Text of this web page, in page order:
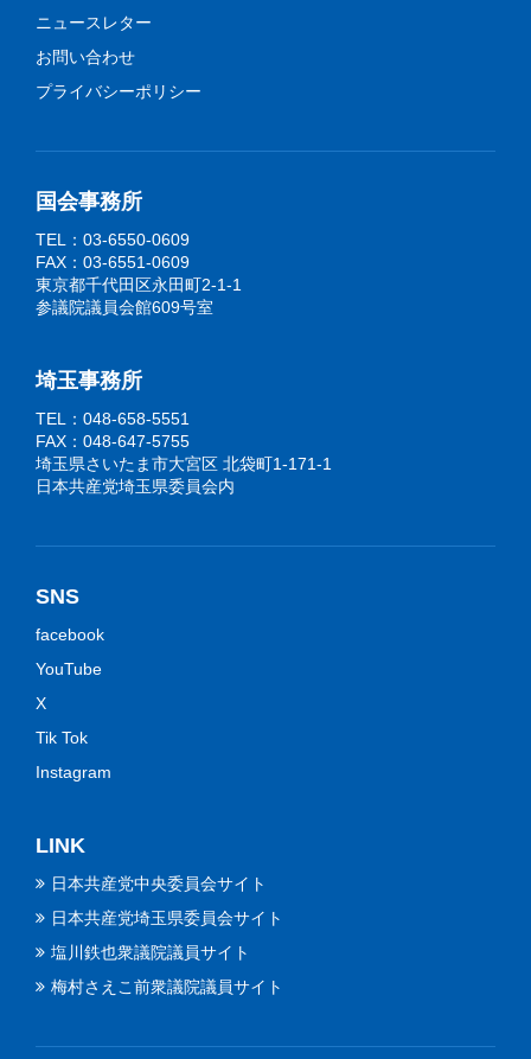
ニュースレター
お問い合わせ
プライバシーポリシー
国会事務所
TEL：03-6550-0609
FAX：03-6551-0609
東京都千代田区永田町2-1-1
参議院議員会館609号室
埼玉事務所
TEL：048-658-5551
FAX：048-647-5755
埼玉県さいたま市大宮区 北袋町1-171-1
日本共産党埼玉県委員会内
SNS
facebook
YouTube
X
Tik Tok
Instagram
LINK
日本共産党中央委員会サイト
日本共産党埼玉県委員会サイト
塩川鉄也衆議院議員サイト
梅村さえこ前衆議院議員サイト